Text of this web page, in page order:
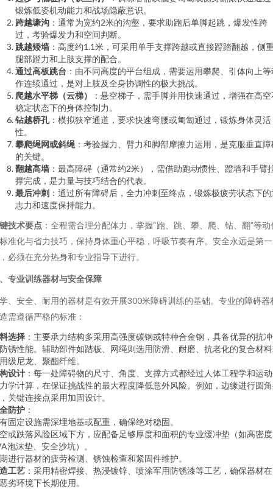
锻炼低姿机动能力和战场隐蔽意识。
跨越壕沟 ：通常为宽约2米的沟壑，要求助跑后单脚起跳，爆发性跨
过，考验爆发力和空间判断。
跳越矮墙 ：高度约1.1米，可采用单手支撑跨越或直接蹬踏翻越，侧
腿部蹬力和上肢支撑的配合。
通过高板跳台 ：由不同高度的平台组成，需要运用攀爬、引体向上等
作连续通过，是对上肢及全身协调性的极大挑战。
爬越水平梯（云梯）
：悬空梯子，需手脚并用快速通过，增强在高
稳定状态下的身体控制力。
钻越桥孔：模拟狭窄通道，要求快速弯腰或匍匐通过，锻炼身体灵活
性。
攀爬绳网或斜绳 ：考验握力、臂力和脚部摩擦力运用，是克服垂直障
的关键。
翻越高墙 ：最高障碍（通常约2米），需借助跑动惯性、蹬墙和手臂
撑完成，是力量与技巧结合的代表。
最后冲刺 ：通过所有障碍后，全力冲刺至终点，锻炼极疲劳状态下的
志力和速度保持能力。
技术要点 ：全程需合理分配体力，掌握“跑、跳、攀、爬、钻、翻”等动
准化与省力技巧，保持身体重心平稳，呼吸节奏有序。安全永远是第
必须在充分热身和专业指导下进行。
专业训练器材与安全保障
、安全、耐用的器材是有效开展300米障碍训练的基础。专业的障碍器
需遵循严格的标准：
选择 ：主要承力结构多采用高强度碳钢或特种合金钢，具备优异的抗
锈性能。辅助部件如踏板、网绳则选用防滑、耐磨、抗老化的复合材
级尼龙、聚酯纤维。
设计 ：每一处障碍物的尺寸、角度、支撑方式都经过人体工程学和运
学计算，在保证挑战性的最大程度降低意外风险。例如，边缘进行圆
关键连接点采用加固设计。
防护 ：
固定设施需深埋地基或配重，确保绝对稳固。
或跌落风险区域下方，应配备足够厚度和面积的专业缓冲垫（如高密度
泡沫垫、安全沙坑）。
进行器材的疲劳检测、锈蚀检查和紧固件维护。
工艺 ：采用精密焊接、热浸镀锌、喷涂军用防锈漆等工艺，确保器材
劣环境下长期使用。